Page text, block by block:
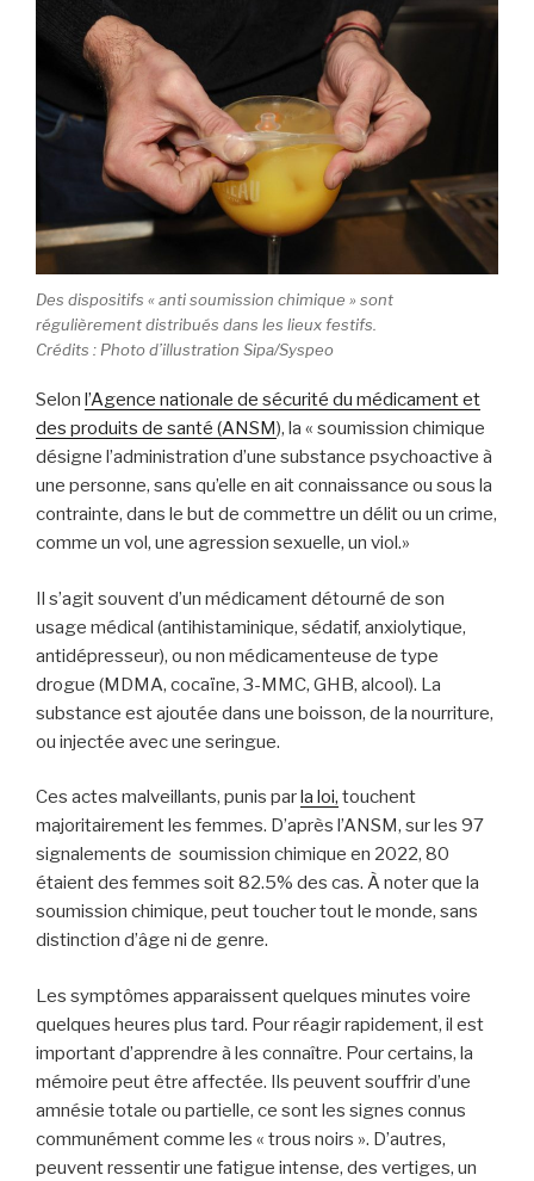
Des dispositifs « anti soumission chimique » sont
régulièrement distribués dans les lieux festifs.
Crédits : Photo d’illustration Sipa/Syspeo
Selon l’Agence nationale de sécurité du médicament et
des produits de santé (ANSM), la « soumission chimique
désigne l’administration d’une substance psychoactive à
une personne, sans qu’elle en ait connaissance ou sous la
contrainte, dans le but de commettre un délit ou un crime,
comme un vol, une agression sexuelle, un viol.»
Il s’agit souvent d’un médicament détourné de son
usage médical (antihistaminique, sédatif, anxiolytique,
antidépresseur), ou non médicamenteuse de type
drogue (MDMA, cocaïne, 3-MMC, GHB, alcool). La
substance est ajoutée dans une boisson, de la nourriture,
ou injectée avec une seringue.
Ces actes malveillants, punis parla loi, touchent
majoritairement les femmes. D’après l’ANSM, sur les 97
signalements de soumission chimique en 2022, 80
étaient des femmes soit 82.5% des cas. Ànoter que la
soumission chimique, peut toucher tout le monde, sans
distinction d’âge ni de genre.
Les symptômes apparaissent quelques minutes voire
quelques heures plus tard. Pour réagir rapidement, il est
important d’apprendre à les connaître. Pour certains, la
mémoire peut être affectée. Ils peuvent souffrir d’une
amnésie totale ou partielle, ce sont les signes connus
communément comme les « trous noirs ». D’autres,
peuvent ressentir une fatigue intense, des vertiges, un